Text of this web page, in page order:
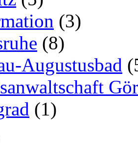
(3)
(8)
Augustusbad
(1)